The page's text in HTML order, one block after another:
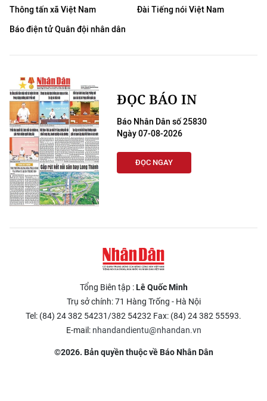
Thông tấn xã Việt Nam
Đài Tiếng nói Việt Nam
Báo điện tử Quân đội nhân dân
ĐỌC BÁO IN
Báo Nhân Dân số 25830
Ngày 07-08-2026
ĐỌC NGAY
Tổng Biên tập :Lê Quốc Minh
Trụ sở chính: 71 Hàng Trống - Hà Nội
Tel: (84) 24 382 54231/382 54232 Fax: (84) 24 382 55593.
E-mail: nhandandientu@nhandan.vn
©2026. Bản quyền thuộc về Báo Nhân Dân